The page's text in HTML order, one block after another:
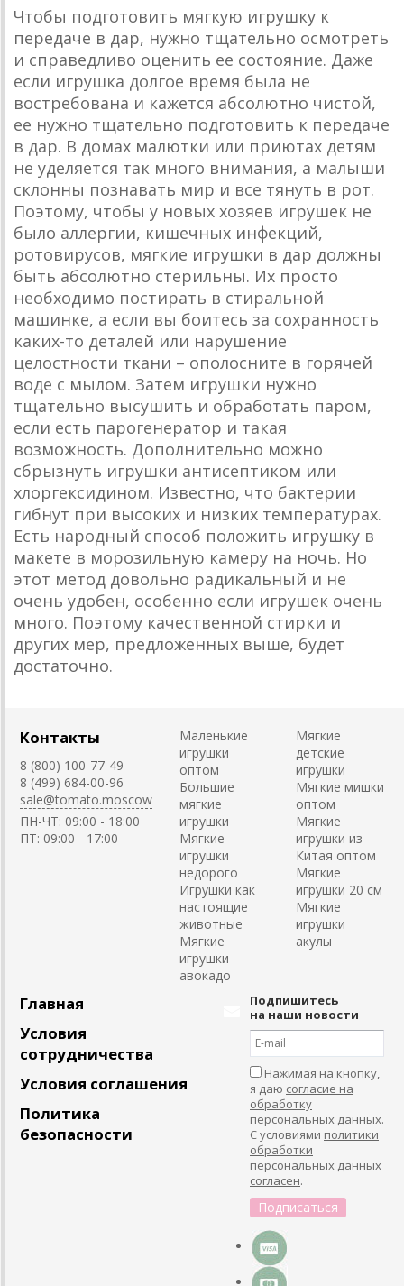
Чтобы подготовить мягкую игрушку к
передаче в дар, нужно тщательно осмотреть
и справедливо оценить ее состояние. Даже
если игрушка долгое время была не
востребована и кажется абсолютно чистой,
ее нужно тщательно подготовить к передаче
в дар. В домах малютки или приютах детям
не уделяется так много внимания, а малыши
склонны познавать мир и все тянуть в рот.
Поэтому, чтобы у новых хозяев игрушек не
было аллергии, кишечных инфекций,
ротовирусов, мягкие игрушки в дар должны
быть абсолютно стерильны. Их просто
необходимо постирать в стиральной
машинке, а если вы боитесь за сохранность
каких-то деталей или нарушение
целостности ткани – ополосните в горячей
воде с мылом. Затем игрушки нужно
тщательно высушить и обработать паром,
если есть парогенератор и такая
возможность. Дополнительно можно
сбрызнуть игрушки антисептиком или
хлоргексидином. Известно, что бактерии
гибнут при высоких и низких температурах.
Есть народный способ положить игрушку в
макете в морозильную камеру на ночь. Но
этот метод довольно радикальный и не
очень удобен, особенно если игрушек очень
много. Поэтому качественной стирки и
других мер, предложенных выше, будет
достаточно.
Контакты
8 (800) 100-77-49
8 (499) 684-00-96
sale@tomato.moscow
ПН-ЧТ: 09:00 - 18:00
ПТ: 09:00 - 17:00
Маленькие
игрушки
оптом
Большие
мягкие
игрушки
Мягкие
игрушки
недорого
Игрушки как
настоящие
животные
Мягкие
игрушки
авокадо
Мягкие
детские
игрушки
Мягкие мишки
оптом
Мягкие
игрушки из
Китая оптом
Мягкие
игрушки 20 см
Мягкие
игрушки
акулы
Главная
Условия
сотрудничества
Условия соглашения
Политика
безопасности
Подпишитесь
на наши новости
Нажимая на кнопку,
я даю согласие на
обработку
персональных данных.
С условиями политики
обработки
персональных данных
согласен.